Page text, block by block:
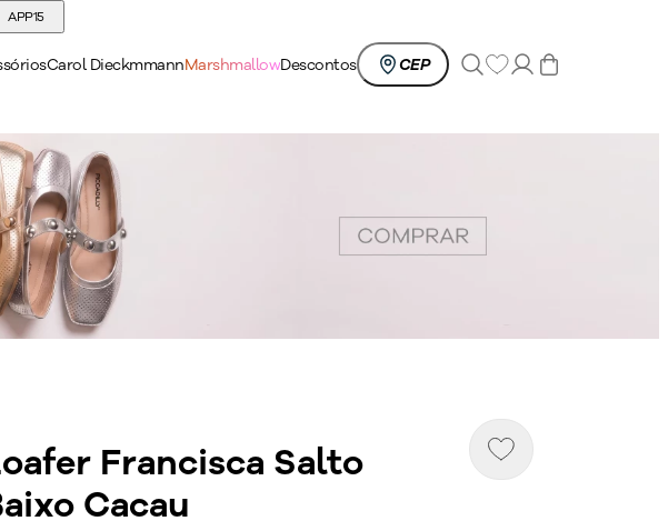
APP15
Carol DieckmmannMarshmallowDescontos CEP
Francisca Salto
Cacau